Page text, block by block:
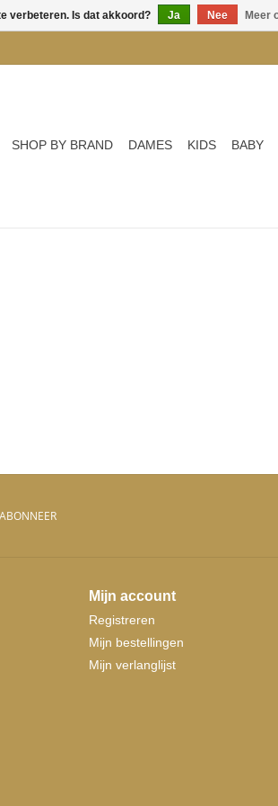
SHOP BY BRAND DAMES KIDS BABY
ABONNEER
Mijn account
Registreren
Mijn bestellingen
Mijn verlanglijst
verbeteren. Is dat akkoord? Ja Nee Meer